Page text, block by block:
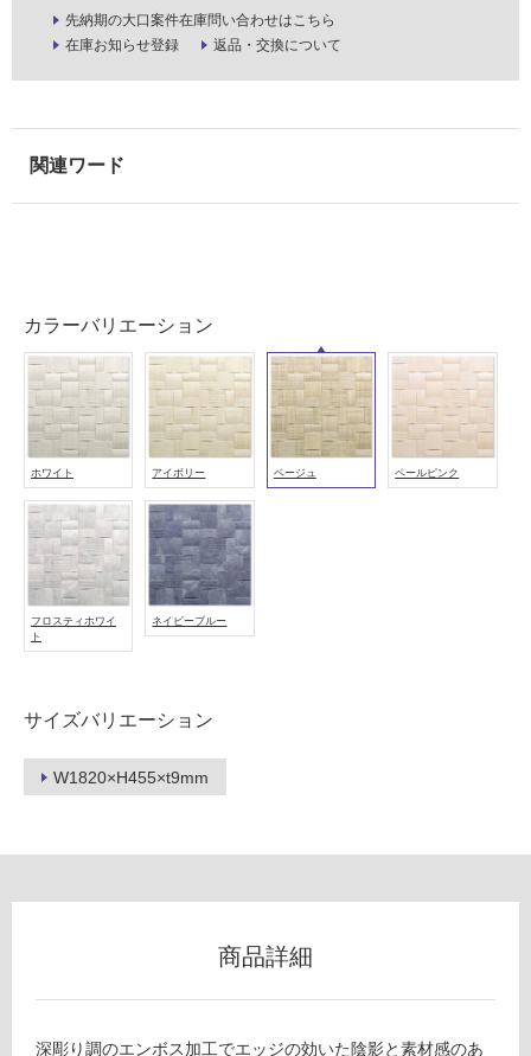
先納期の大口案件在庫問い合わせはこちら
在庫お知らせ登録
返品・交換について
カラーバリエーション
ホワイト アイボリー ベージュ ペールピンク
フロスティホワイ
ト
ネイビーブルー
サイズバリエーション
W1820×H455×t9mm
注
意
適
し
て
屋
内
壁・
屋
外
壁・
浴
室
壁
能
用
(寒
地
使
不
商品詳細
深彫り調のエンボス加工でエッジの効いた陰影と素材感のあ